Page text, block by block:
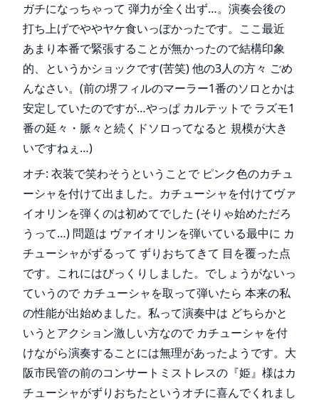
ガチになっちゃって 弾力が全く出ず…。演奏会後の
打ち上げでややヤケ食いっぽかったです。ここ最近
あまり本番で緊張することが無かったので結構印象
的、というかショックです(苦笑) 他の3人の方々 ごめ
んなさい。(前の堺フィルのマーラー1番のソロとかは
安定していたのですが…やっぱ カルテットで ラズモ1
番の延々・脈々と続くドソロってなると 規模が大き
いですねぇ…)
オチ: 衣装で笑わそうということで ピンク色のカチュ
ーシャを付けて出ました。カチューシャを付けてヴァ
イオリンを弾くのは初めてでした (そりゃ始めただろ
うって…) 問題は ヴァイオリンを弾いている最中に カ
チューシャがずるって ずりおちてきて 目を覆った点
です。これにはびっくりしました。でしょうがないっ
ていうので カチューシャを取って弾いたら 本来の私
の性能が出始めました。私って演奏中は どちらかと
いうとアクション激しい方なので カチューシャを付
けながら演奏することには無理があったようです。大
阪市民管の前のコンサートミストレスの『姫』様はカ
チューシャがずりおちたというオチに喜んでくれまし